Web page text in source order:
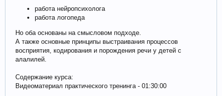
работа нейропсихолога
работа логопеда
Но оба основаны на смысловом подходе.
А также основные принципы выстраивания процессов
восприятия, кодирования и порождения речи у детей с
алалилей.
Содержание курса:
Видеоматериал практического тренинга - 01:30:00